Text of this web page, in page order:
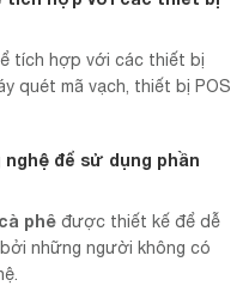
tích hợp với các thiết bị
quét mã vạch, thiết bị POS
để sử dụng phần
phê được thiết kế để dễ
những người không có